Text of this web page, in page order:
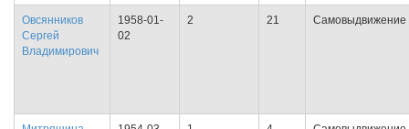
Овсянников
Сергей
Владимирович
1958-01-
02
2 21 Самовыдвижение